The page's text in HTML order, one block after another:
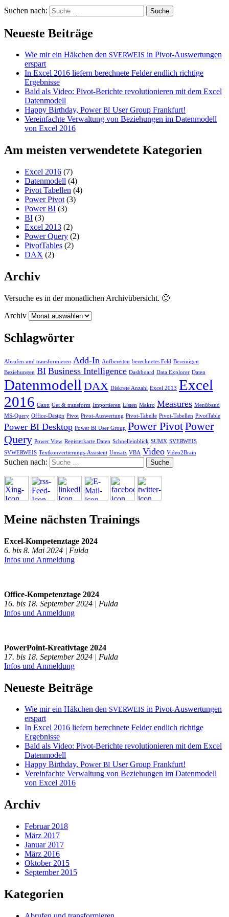
Suchen nach:
Neueste Beiträge
Wie mir ein Häkchen den SVERWEIS in Pivot-Auswertungen
erspart
In Excel 2016 liefern berechnete Felder endlich richtige
Ergebnisse
Bald als Video: Pivot-Berichte revolutionieren mit dem Excel
Datenmodell
Happy Birthday, PowerBI User Group Frankfurt!
Vereinfachte Verwaltung von Beziehungen im Datenmodell
von Excel 2016
Am meisten verwendetete Kategorien
Excel 2016 (7)
Datenmodell (4)
Pivot Tabellen (4)
Power Pivot (3)
Power BI (3)
BI (3)
Excel 2013 (2)
Power Query (2)
PivotTables (2)
DAX (2)
Archiv
Versuche es in der monatlichen Archivübersicht. 🙂
Archiv
Schlagwörter
Abrufen und transformieren Add-In Aufbereiten berechnetes Feld Bereinigen
Beziehungen BI Business Intelligence Dashboard Data Explorer Daten
Datenmodell DAX Diskrete Anzahl Excel 2013 Excel
2016 Gantt Get & transform Importieren Listen Makro Measures Menüband
MS-Query Office-Design Pivot Pivot-Auswertung Pivot-Tabelle Pivot-Tabellen PivotTable
Power BI Desktop Power BI User Group Power PivotPower
Query Power View Registerkarte Daten Schnelleinblick SUMX SVERWEIS
SVWERWEIS Textkonvertierungs-Assistent Umsatz VBA Video Video2Brain
Suchen nach:
Meine nächsten Trainings
Excel-Kompetenztage 2024
6. bis 8. Mai 2024 | Fulda
Infos und Anmeldung
Office-Kompetenztage 2024
16. bis 18. September 2024 | Fulda
Infos und Anmeldung
PowerPoint-Kreativtage 2024
17. bis 18. September 2024 | Fulda
Infos und Anmeldung
Neueste Beiträge
Wie mir ein Häkchen den SVERWEIS in Pivot-Auswertungen
erspart
In Excel 2016 liefern berechnete Felder endlich richtige
Ergebnisse
Bald als Video: Pivot-Berichte revolutionieren mit dem Excel
Datenmodell
Happy Birthday, PowerBI User Group Frankfurt!
Vereinfachte Verwaltung von Beziehungen im Datenmodell
von Excel 2016
Archiv
Februar 2018
März 2017
Januar 2017
März 2016
Oktober 2015
September 2015
Kategorien